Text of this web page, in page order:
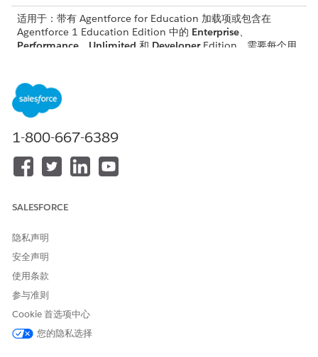
适用于：带有 Agentforce for Education 加载项或包含在
Agentforce 1 Education Edition 中的 Enterprise、
Performance
Unlimited 和 DeveloperEdition。需要每个用
所需用户权限
要使用 Agentforce：
请参阅标准客服人员操作的
引用操作类型
示模板？
1-800-667-6389
SALESFORCE
隐私声明
安全声明
使用条款
参与准则
Cookie 首选项中心
您的隐私选择